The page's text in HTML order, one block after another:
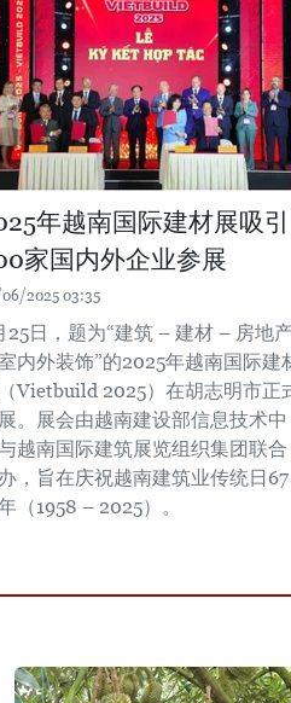
年越南国际建材展吸引
家国内外企业参展
2025 03:35
25日，题为“建筑 – 建材 – 房地
内外装饰”的2025年越南国际建
Vietbuild 2025）在胡志明市正
。展会由越南建设部信息技术中
越南国际建筑展览组织集团联合
，旨在庆祝越南建筑业传统日67
（1958 – 2025）。